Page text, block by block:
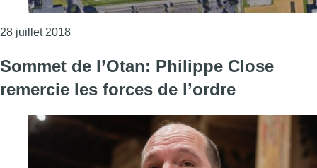
28 juillet 2018Consulter l'article "Bruxelles va accueillir une
Sommet de l’Otan: Philippe Close
remercie les forces de l’ordre